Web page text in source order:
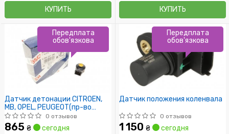
КУПИТЬ КУПИТЬ
Датчик детонации CITROEN,
MВ, OPEL, PEUGEOT(пр-во
Bosch)
0 отзывов
865 ₴ сегодня
Передплата
обов'язкова
Датчик положения коленвала
0 отзывов
1 150 ₴ сегодня
Передплата
обов'язкова